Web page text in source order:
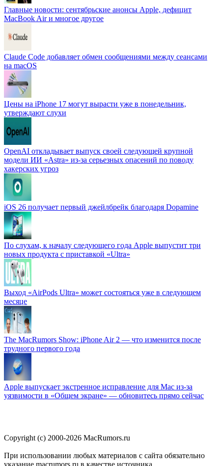
Главные новости: сентябрьские анонсы Apple, дефицит
MacBook Air и многое другое
Claude Code добавляет обмен сообщениями между сеансами
на macOS
Цены на iPhone 17 могут вырасти уже в понедельник,
утверждают слухи
OpenAI откладывает выпуск своей следующей крупной
модели ИИ «Astra» из-за серьезных опасений по поводу
хакерских угроз
iOS 26 получает первый джейлбрейк благодаря Dopamine
По слухам, к началу следующего года Apple выпустит три
новых продукта с приставкой «Ultra»
Выход «AirPods Ultra» может состояться уже в следующем
месяце
The MacRumors Show: iPhone Air 2 — что изменится после
трудного первого года
Apple выпускает экстренное исправление для Mac из-за
уязвимости в «Общем экране» — обновитесь прямо сейчас
Copyright (c) 2000-2026 MacRumors.ru
При использовании любых материалов с сайта обязательно